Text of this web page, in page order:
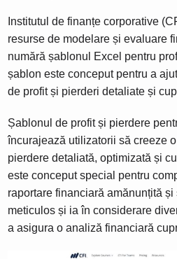
Institutul de finanțe corporative
resurse de modelare și evaluare
numără șablonul Excel pentru
șablon este conceput pentru a
de profit și pierderi detaliate și
Șablonul de profit și pierdere
încurajează utilizatorii să creeze
pierdere detaliată, optimizată și
este conceput special pentru
raportare financiară amănunțită
meticulos și ia în considerare
a asigura o analiză financiară